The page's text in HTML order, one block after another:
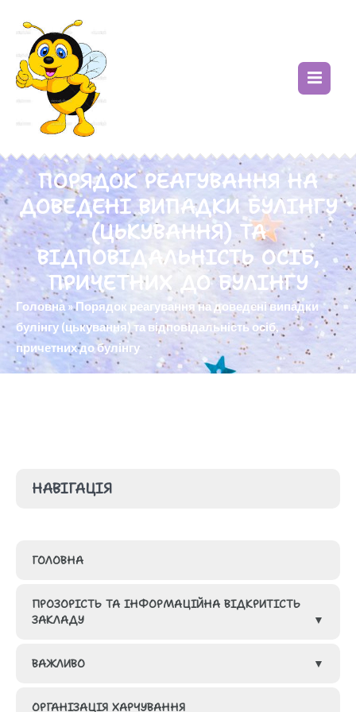
ПОРЯДОК РЕАГУВАННЯ НА
ДОВЕДЕНІ ВИПАДКИ БУЛІНГУ
(ЦЬКУВАННЯ) ТА
ВІДПОВІДАЛЬНІСТЬ ОСІБ,
ПРИЧЕТНИХ ДО БУЛІНГУ
Головна»Порядок реагування на доведені випадки
булінгу (цькування) та відповідальність осіб,
причетних до булінгу
НАВІГАЦІЯ
ГОЛОВНА
ПРОЗОРІСТЬ ТА ІНФОРМАЦІЙНА ВІДКРИТІСТЬ
ЗАКЛАДУ
ГРУПИ
КАДРОВИЙ СКЛАД ЗАКЛАДУ ОСВІТИ
ВАЖЛИВО
МЕТОДИЧНА СКАРБНИЧКА
ОРГАНІЗАЦІЯ ХАРЧУВАННЯ